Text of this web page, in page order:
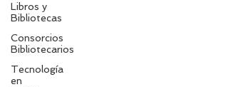
Libros y
Bibliotecas
Consorcios
Bibliotecarios
Tecnología
en